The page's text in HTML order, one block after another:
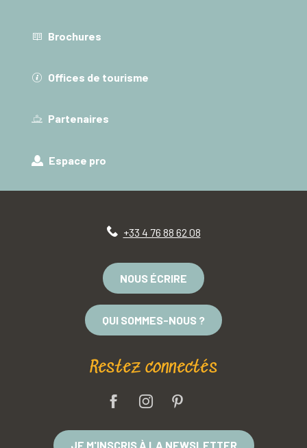
Brochures
Offices de tourisme
Partenaires
Espace pro
+33 4 76 88 62 08
NOUS ÉCRIRE
QUI SOMMES-NOUS ?
Restez connectés
JE M'INSCRIS À LA NEWSLETTER